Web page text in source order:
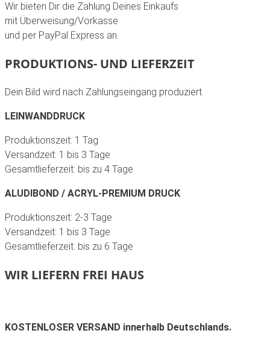
Wir bieten Dir die Zahlung Deines Einkaufs
mit Überweisung/Vorkasse
und per PayPal Express an.
PRODUKTIONS- UND LIEFERZEIT
Dein Bild wird nach Zahlungseingang produziert.
LEINWANDDRUCK
Produktionszeit: 1 Tag
Versandzeit: 1 bis 3 Tage
Gesamtlieferzeit: bis zu 4 Tage
ALUDIBOND / ACRYL-PREMIUM DRUCK
Produktionszeit: 2-3 Tage
Versandzeit: 1 bis 3 Tage
Gesamtlieferzeit: bis zu 6 Tage
WIR LIEFERN FREI HAUS
KOSTENLOSER VERSAND innerhalb Deutschlands.